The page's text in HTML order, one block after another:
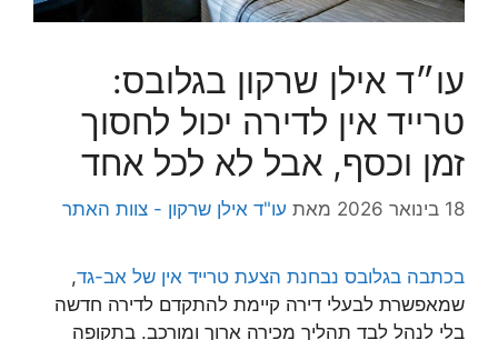
עו״ד אילן שרקון בגלובס:
טרייד אין לדירה יכול לחסוך
זמן וכסף, אבל לא לכל אחד
18 בינואר 2026 מאת עו"ד אילן שרקון - צוות האתר
בכתבה בגלובס נבחנת הצעת טרייד אין של אב-גד,
שמאפשרת לבעלי דירה קיימת להתקדם לדירה חדשה
בלי לנהל לבד תהליך מכירה ארוך ומורכב. בתקופה